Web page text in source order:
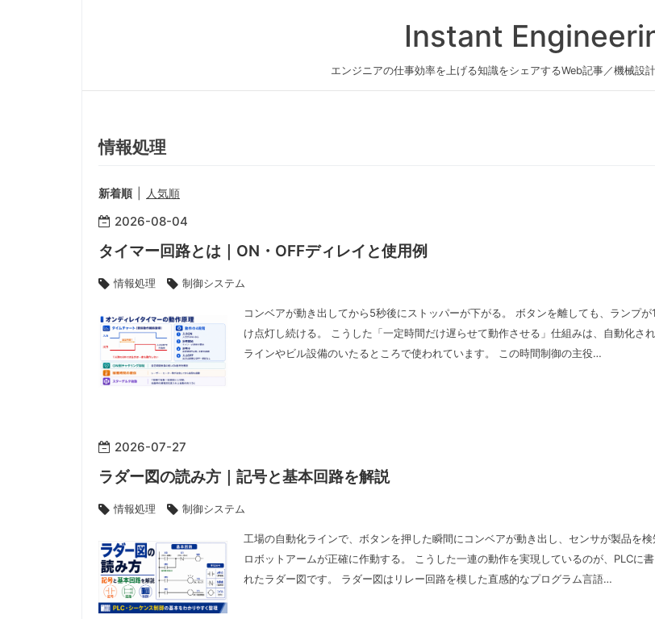
Instant
エンジニアの仕事効率を上げる知識をシェアするWeb記事／機械設
情報処理
新着順 人気順
2026-08-04
タイマー回路とは｜ON・OFFディレイと使用例
情報処理 制御システム
コンベアが動き出してから5秒後にストッパーが下がる。 ボタンを離しても、ランプが
け点灯し続ける。 こうした「一定時間だけ遅らせて動作させる」仕組みは、自動化さ
ラインやビル設備のいたるところで使われています。 この時間制御の主役…
2026-07-27
ラダー図の読み方｜記号と基本回路を解説
情報処理 制御システム
工場の自動化ラインで、ボタンを押した瞬間にコンベアが動き出し、センサが製品を検
ロボットアームが正確に作動する。 こうした一連の動作を実現しているのが、PLCに書
れたラダー図です。 ラダー図はリレー回路を模した直感的なプログラム言語…